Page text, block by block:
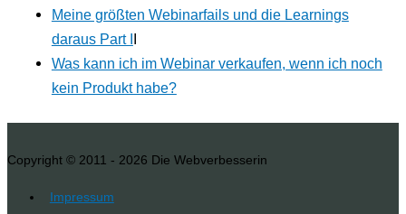
Meine größten Webinarfails und die Learnings
daraus Part I
Was kann ich im Webinar verkaufen, wenn ich noch
kein Produkt habe?
Copyright © 2011 - 2026 Die Webverbesserin
Impressum